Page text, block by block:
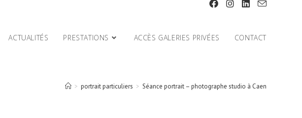
ACTUALITÉS PRESTATIONS ACCÈS GALERIES PRIVÉES CONTACT
> portrait particuliers > Séance portrait – photographe studio à Caen